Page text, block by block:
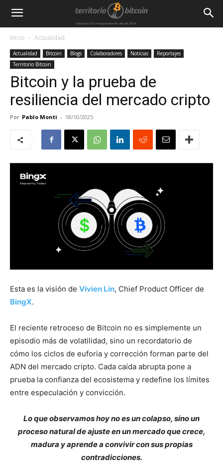
Inicio Actualidad
Actualidad Bitcoin Blogs Colaboradores Noticias
Reportajes
Territorio Bitcoin
Bitcoin y la prueba de
resiliencia del mercado cripto
Por Pablo Monti - 18/10/2025
Esta es la visión de Vivien Lin, Chief Product Officer de
BingX.
El reciente retroceso de Bitcoin no es simplemente un
episodio más de volatilidad, sino un recordatorio de
cómo los ciclos de euforia y corrección forman parte del
ADN del mercado cripto. Cada caída abrupta pone a
prueba la confianza del ecosistema y redefine los límites
entre especulación y convicción.
Lo que observamos hoy no es un colapso, sino un
proceso natural de ajuste en un mercado que crece,
madura y aprende a convivir con sus propias
contradicciones.